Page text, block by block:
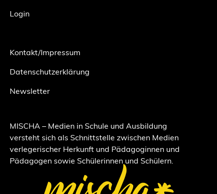
Login
Kontakt/Impressum
Datenschutzerklärung
Newsletter
MISCHA – Medien in Schule und Ausbildung
versteht sich als Schnittstelle zwischen Medien
verlegerischer Herkunft und Pädagoginnen und
Pädagogen sowie Schülerinnen und Schülern.